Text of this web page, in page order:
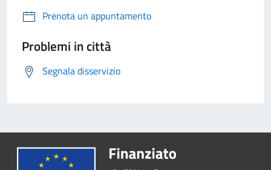
Prenota un appuntamento
Problemi in città
Segnala disservizio